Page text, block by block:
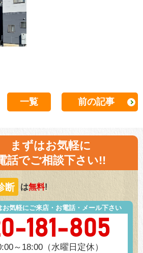
一覧 前の記事
まずはお気軽に
話でご相談下さい!!
断 は無料!
気軽にご来店・お電話・メール下さい
181-805
～18:00（水曜日定休）